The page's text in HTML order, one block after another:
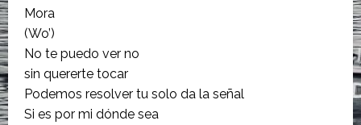
Mora
(Wo’)
No te puedo ver no
sin quererte tocar
Podemos resolver tu solo da la señal
Si es por mi dónde sea